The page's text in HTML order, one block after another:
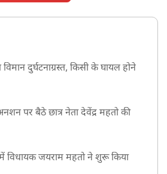
विमान दुर्घटनाग्रस्त, किसी के घायल होने
पर बैठे छात्र नेता देवेंद्र महतो की
में विधायक जयराम महतो ने शुरू किया